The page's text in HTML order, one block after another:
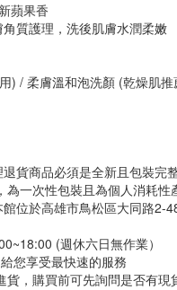
蘋果香
質護理，洗後肌膚水潤柔嫩
) / 柔膚溫和泡洗顏 (乾燥肌推
貨商品必須是全新且包裝完
一次性包裝且為個人消耗
位於高雄市鳥松區大同路
(週休六日無作業）
您享受最快速的服務
，購買前可先詢問是否有現